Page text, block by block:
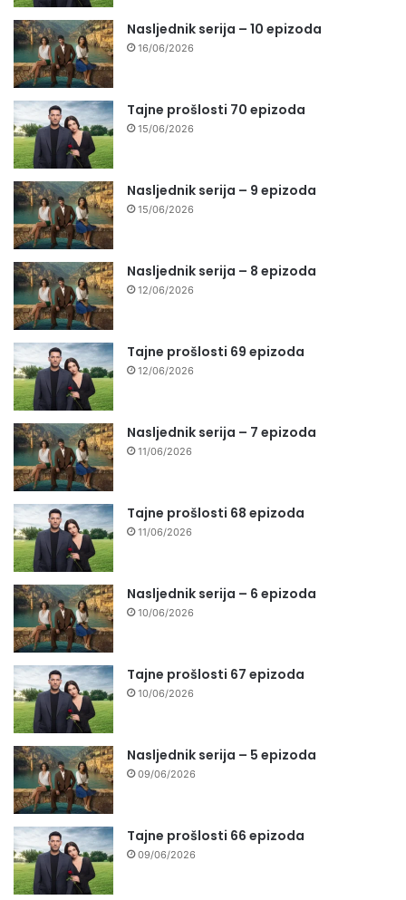
Nasljednik serija – 10 epizoda
16/06/2026
Tajne prošlosti 70 epizoda
15/06/2026
Nasljednik serija – 9 epizoda
15/06/2026
Nasljednik serija – 8 epizoda
12/06/2026
Tajne prošlosti 69 epizoda
12/06/2026
Nasljednik serija – 7 epizoda
11/06/2026
Tajne prošlosti 68 epizoda
11/06/2026
Nasljednik serija – 6 epizoda
10/06/2026
Tajne prošlosti 67 epizoda
10/06/2026
Nasljednik serija – 5 epizoda
09/06/2026
Tajne prošlosti 66 epizoda
09/06/2026